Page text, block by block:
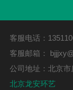
客服电话：
客服邮箱：
公司地址：北京
北京龙安环艺